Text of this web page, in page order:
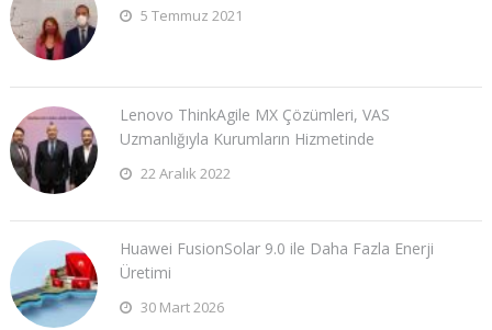
5 Temmuz 2021
Lenovo ThinkAgile MX Çözümleri, VAS
Uzmanlığıyla Kurumların Hizmetinde
22 Aralık 2022
Huawei FusionSolar 9.0 ile Daha Fazla Enerji
Üretimi
30 Mart 2026